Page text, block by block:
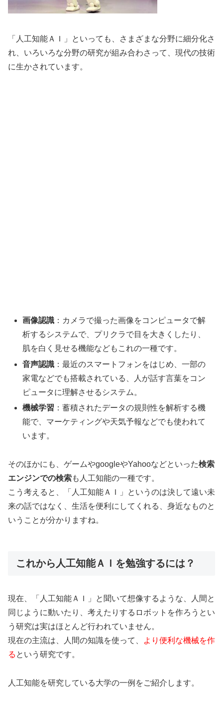
「人工知能ＡＩ」といっても、さまざまな分野に細分化さ
れ、いろいろな分野の研究が組み合わさって、現代の技術
に生かされています。
画像認識 ：カメラで撮った画像をコンピュータで解
析するシステムで、プリクラで目を大きくしたり、
肌を白く見せる機能などもこれの一種です。
音声認識 ：最近のスマートフォンをはじめ、一部の
家電などでも搭載されている、人が話す言葉をコン
ピュータに理解させるシステム。
機械学習 ：蓄積されたデータの規則性を解析する機
能で、マーケティングや天気予報などでも使われて
います。
そのほかにも、ゲームやgoogleやYahooなどといった検索
エンジンでの検索も人工知能の一種です。
こう考えると、「人工知能ＡＩ」というのは決して遠い未
来の話ではなく、生活を便利にしてくれる、身近なものと
いうことが分かりますね。
これから人工知能ＡＩを勉強するには？
現在、「人工知能ＡＩ」と聞いて想像するような、人間と
同じように動いたり、考えたりするロボットを作ろうとい
う研究は実はほとんど行われていません。
現在の主流は、人間の知識を使って、
より便利な機械を作
る という研究です。
人工知能を研究している大学の一例をご紹介します。